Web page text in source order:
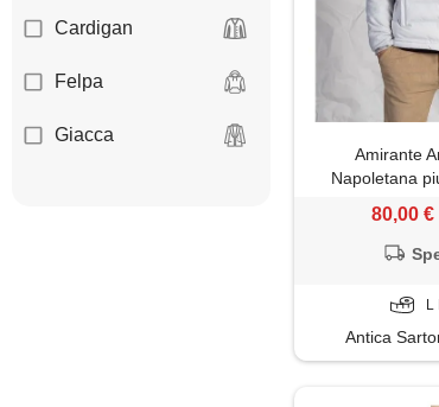
Cardigan
Felpa
Giacca
Amirante
Napoletana
cappuccio e
80,00 €
L
Antica